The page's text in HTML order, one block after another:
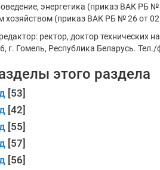
энергетика (приказ ВАК РБ
хозяйством (приказ ВАК РБ № 26 от
ректор, доктор технических
г. Гомель, Республика Беларусь.
этого раздела
[53]
[42]
[55]
[57]
[56]